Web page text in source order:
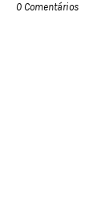
0 Comentários